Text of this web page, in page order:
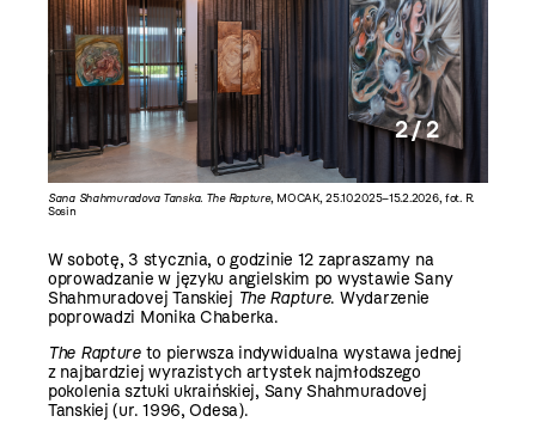
Sana Shahmuradova Tanska. The Rapture, MOCAK, 25.10.2025–15.2.2026, fot. R.
Sosin
2 / 2
W sobotę, 3 stycznia, o godzinie 12 zapraszamy na
oprowadzanie w języku angielskim po wystawie Sany
Shahmuradovej Tanskiej The Rapture. Wydarzenie
poprowadzi Monika Chaberka.
The Raptureto pierwsza indywidualna wystawa jednej
z najbardziej wyrazistych artystek najmłodszego
pokolenia sztuki ukraińskiej, Sany Shahmuradovej
Tanskiej (ur. 1996, Odesa).